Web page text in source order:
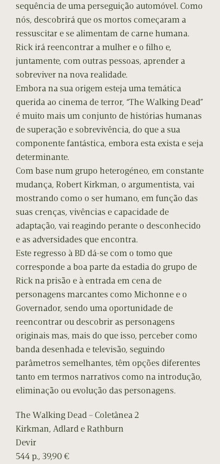
sequência de uma perseguição automóvel. Como
nós, descobrirá que os mortos começaram a
ressuscitar e se alimentam de carne humana.
Rick irá reencontrar a mulher e o filho e,
juntamente, com outras pessoas, aprender a
sobreviver na nova realidade.
Embora na sua origem esteja uma temática
querida ao cinema de terror, “The Walking Dead”
é muito mais um conjunto de histórias humanas
de superação e sobrevivência, do que a sua
componente fantástica, embora esta exista e seja
determinante.
Com base num grupo heterogéneo, em constante
mudança, Robert Kirkman, o argumentista, vai
mostrando como o ser humano, em função das
suas crenças, vivências e capacidade de
adaptação, vai reagindo perante o desconhecido
e as adversidades que encontra.
Este regresso à BD dá-se com o tomo que
corresponde a boa parte da estadia do grupo de
Rick na prisão e à entrada em cena de
personagens marcantes como Michonne e o
Governador, sendo uma oportunidade de
reencontrar ou descobrir as personagens
originais mas, mais do que isso, perceber como
banda desenhada e televisão, seguindo
parâmetros semelhantes, têm opções diferentes
tanto em termos narrativos como na introdução,
eliminação ou evolução das personagens.
The Walking Dead – Coletânea 2
Kirkman, Adlard e Rathburn
Devir
544 p., 39,90 €